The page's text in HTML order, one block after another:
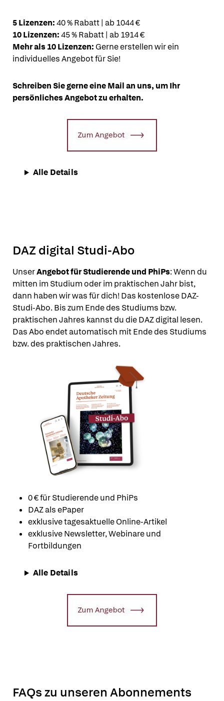
5 Lizenzen:40 % Rabatt | ab 1044 €
10 Lizenzen:45 % Rabatt | ab 1914 €
Mehr als 10 Lizenzen: Gerne erstellen wir ein
individuelles Angebot für Sie!
Schreiben Sie gerne eine Mail an uns, um Ihr
persönliches Angebot zu erhalten.
Alle Details
DAZ digital Studi-Abo
UnserAngebot für Studierende und PhiPs: Wenn du
mitten im Studium oder im praktischen Jahr bist,
dann haben wir was für dich! Das kostenlose DAZ-
Studi-Abo. Bis zum Ende des Studiums bzw.
praktischen Jahres kannst du die DAZ digital lesen.
Das Abo endet automatisch mit Ende des Studiums
bzw. des praktischen Jahres.
0 € für Studierende und PhiPs
DAZ als ePaper
exklusive tagesaktuelle Online-Artikel
exklusive Newsletter, Webinare und
Fortbildungen
Alle Details
FAQs zu unseren Abonnements